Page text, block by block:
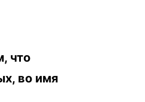
что
во имя